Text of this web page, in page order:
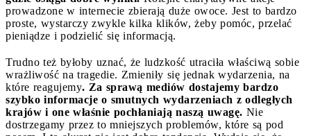
prowadzone w internecie zbierają duże owoce. Jest to bardzo
proste, wystarczy zwykle kilka klików, żeby pomóc, przelać
pieniądze i podzielić się informacją.
Trudno też byłoby uznać, że ludzkość utraciła właściwą sobie
wrażliwość na tragedie. Zmieniły się jednak wydarzenia, na
które reagujemy. Za sprawą mediów dostajemy bardzo
szybko informacje o smutnych wydarzeniach z odległych
krajów i one właśnie pochłaniają naszą uwagę. Nie
dostrzegamy przez to mniejszych problemów, które są pod